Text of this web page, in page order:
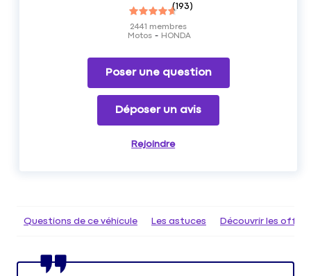
(193)
Motos HONDA
2441 membres
Poser une question
Déposer un avis
Rejoindre
Questions de ce véhicule Les astuces Découvrir les